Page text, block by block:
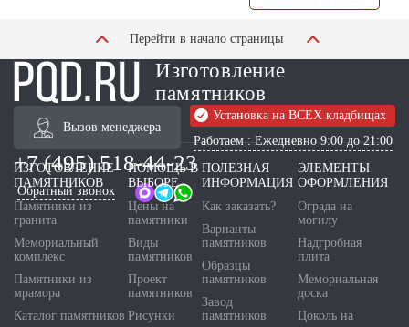
Перейти в начало страницы
Изготовление
памятников
Вызов менеджера
Установка на ВСЕХ кладбищах
Работаем : Ежедневно 9:00 до 21:00
+7 (495) 518-44-23
Обратный звонок
ИЗГОТОВЛЕНИЕ
ПАМЯТНИКОВ
Памятники из
гранита
Мемориальный
комплекс
Памятники из
мрамора
Каталог памятников
ПОМОЩЬ В
ВЫБОРЕ
Цены на
памятники
Виды
памятников
Проект
памятников
Рисунки
ПОЛЕЗНАЯ
ИНФОРМАЦИЯ
Как заказать?
Варианты
памятников
Образцы
памятников
Завод
памятников
ЭЛЕМЕНТЫ
ОФОРМЛЕНИЯ
Ограда на
могилу
Надгробная
плита
Мемориальная
доска
Цоколь на